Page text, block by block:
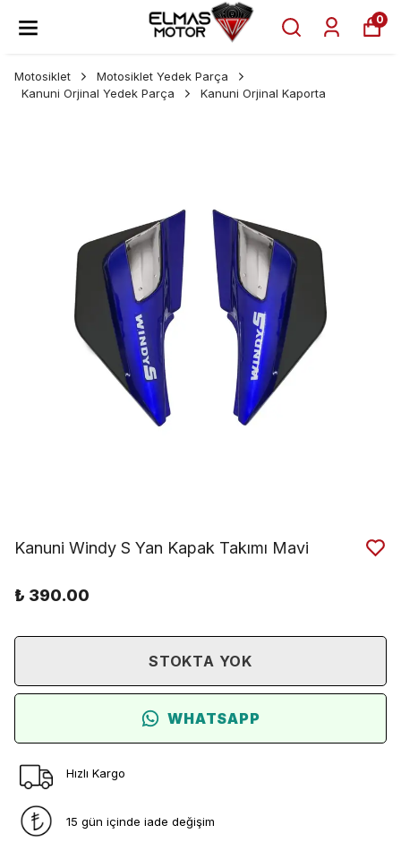
0
Motosiklet
Motosiklet Yedek Parça
Kanuni Orjinal Yedek Parça
Kanuni Orjinal Kaporta
Kanuni Windy S Yan Kapak Takımı Mavi
₺ 390.00
STOKTA YOK
WHATSAPP
Hızlı Kargo
15 gün içinde iade değişim